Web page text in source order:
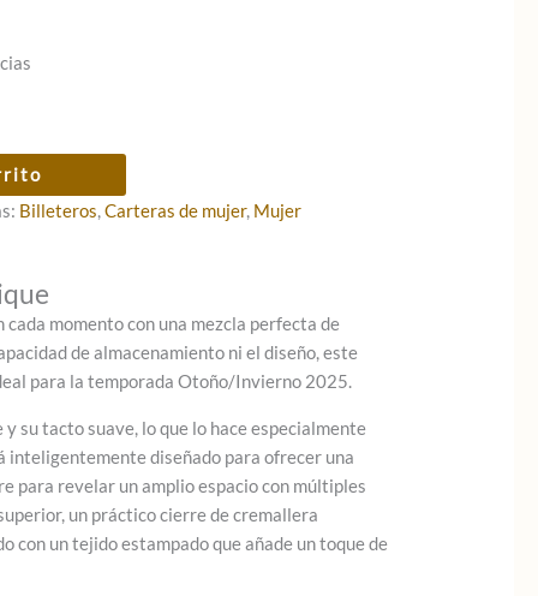
Billeteros,Carteras de mujer, Mujer
momento con una mezcla perfecta de
de almacenamiento ni el diseño, este
para la temporada Otoño/Invierno 2025.
su tacto suave, lo que lo hace especialmente
inteligentemente diseñado para ofrecer una
para revelar un amplio espacio con múltiples
un práctico cierre de cremallera
con un tejido estampado que añade un toque de